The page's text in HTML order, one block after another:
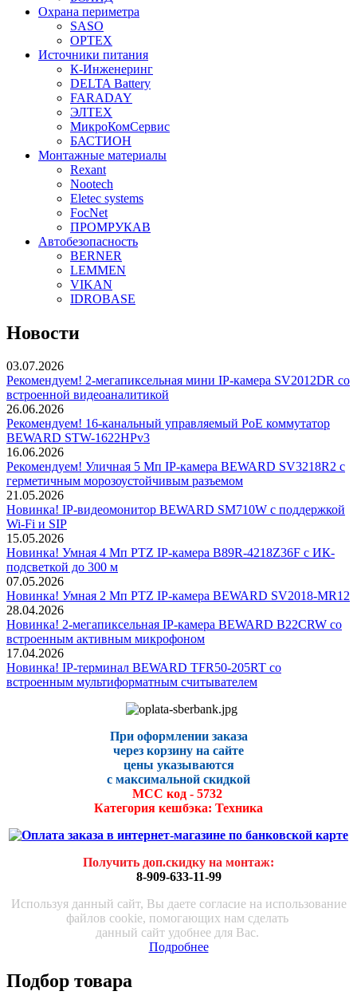
Охрана периметра
SASO
OPTEX
Источники питания
К-Инженеринг
DELTA Battery
FARADAY
ЭЛТЕХ
МикроКомСервис
БАСТИОН
Монтажные материалы
Rexant
Nootech
Eletec systems
FocNet
ПРОМРУКАВ
Автобезопасность
BERNER
LEMMEN
VIKAN
IDROBASE
Новости
03.07.2026
Рекомендуем! 2-мегапиксельная мини IP-камера SV2012DR со
встроенной видеоаналитикой
26.06.2026
Рекомендуем! 16-канальный управляемый PoE коммутатор
BEWARD STW-1622HPv3
16.06.2026
Рекомендуем! Уличная 5 Мп IP-камера BEWARD SV3218R2 с
герметичным морозоустойчивым разъемом
21.05.2026
Новинка! IP-видеомонитор BEWARD SM710W с поддержкой
Wi-Fi и SIP
15.05.2026
Новинка! Умная 4 Мп PTZ IP-камера B89R-4218Z36F с ИК-
подсветкой до 300 м
07.05.2026
Новинка! Умная 2 Мп PTZ IP-камера BEWARD SV2018-MR12
28.04.2026
Новинка! 2-мегапиксельная IP-камера BEWARD B22CRW со
встроенным активным микрофоном
17.04.2026
Новинка! IP-терминал BEWARD TFR50-205RT со
встроенным мультиформатным считывателем
При оформлении заказа
через корзину на сайте
цены указываются
с максимальной скидкой
МСС код - 5732
Категория кешбэка: Техника
Получить доп.скидку на монтаж:
8-909-633-11-99
Используя данный сайт, Вы даете согласие на использование
файлов cookie, помогающих нам сделать
данный сайт удобнее для Вас.
Подробнее
Подбор товара